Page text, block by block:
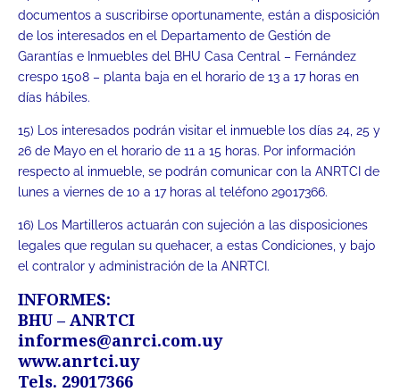
documentos a suscribirse oportunamente, están a disposición
de los interesados en el Departamento de Gestión de
Garantías e Inmuebles del BHU Casa Central – Fernández
crespo 1508 – planta baja en el horario de 13 a 17 horas en
días hábiles.
15) Los interesados podrán visitar el inmueble los días 24, 25 y
26 de Mayo en el horario de 11 a 15 horas. Por información
respecto al inmueble, se podrán comunicar con la ANRTCI de
lunes a viernes de 10 a 17 horas al teléfono 29017366.
16) Los Martilleros actuarán con sujeción a las disposiciones
legales que regulan su quehacer, a estas Condiciones, y bajo
el contralor y administración de la ANRTCI.
INFORMES:
BHU – ANRTCI
informes@anrci.com.uy
www.anrtci.uy
Tels. 29017366